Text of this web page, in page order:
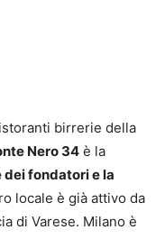
birrerie della
Nero 34 è la
fondatori e la
locale è già attivo da
di Varese. Milano è